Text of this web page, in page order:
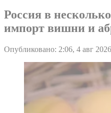
Россия в
импорт вишни и
Опубликовано: 2:06, 4 авг